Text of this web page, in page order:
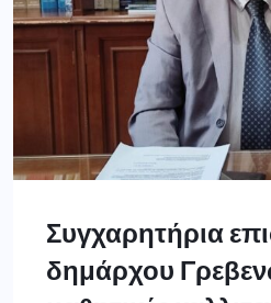
Συγχαρητήρια
δημάρχου